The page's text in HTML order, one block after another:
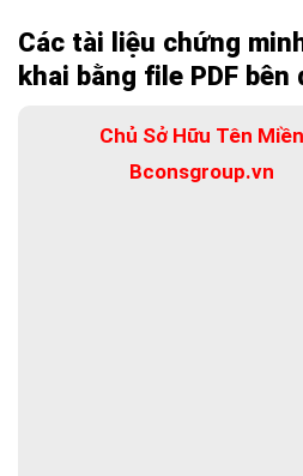
Các tài liệu chứng
khai bằng file PDF bên
Chủ Sở Hữu Tên Miền
Bconsgroup.vn